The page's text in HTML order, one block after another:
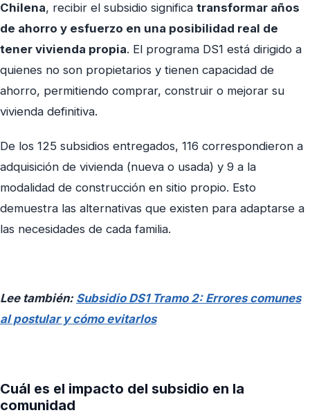
Chilena, recibir el subsidio significa transformar años
de ahorro y esfuerzo en una posibilidad real de
tener vivienda propia. El programa DS1 está dirigido a
quienes no son propietarios y tienen capacidad de
ahorro, permitiendo comprar, construir o mejorar su
vivienda definitiva.
De los 125 subsidios entregados, 116 correspondieron a
adquisición de vivienda (nueva o usada) y 9 a la
modalidad de construcción en sitio propio. Esto
demuestra las alternativas que existen para adaptarse a
las necesidades de cada familia.
Lee también: Subsidio DS1 Tramo 2: Errores comunes
al postular y cómo evitarlos
Cuál es el impacto del subsidio en la
comunidad